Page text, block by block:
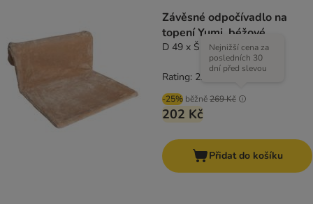
Závěsné odpočívadlo na
topení Yumi, béžové
D 49 x Š 37 x V 24 cm
-25% běžně269 Kč
Nejnižší cena za
posledních 30
dní před slevou
202 Kč
Rating: 2.8/5
Přidat do košíku